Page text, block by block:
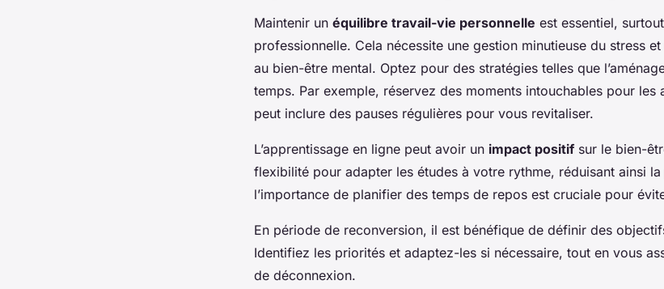
Maintenir un équilibre travail-vie personnelle est essentiel,
professionnelle. Cela nécessite une gestion minutieuse du stress
au bien-être mental. Optez pour des stratégies telles que
temps. Par exemple, réservez des moments intouchables pour les
peut inclure des pauses régulières pour vous revitaliser.
L’apprentissage en ligne peut avoir un impact positif sur le bien-
flexibilité pour adapter les études à votre rythme, réduisant ainsi la
l’importance de planifier des temps de repos est cruciale pour
En période de reconversion, il est bénéfique de définir des
Identifiez les priorités et adaptez-les si nécessaire, tout en vous
de déconnexion.